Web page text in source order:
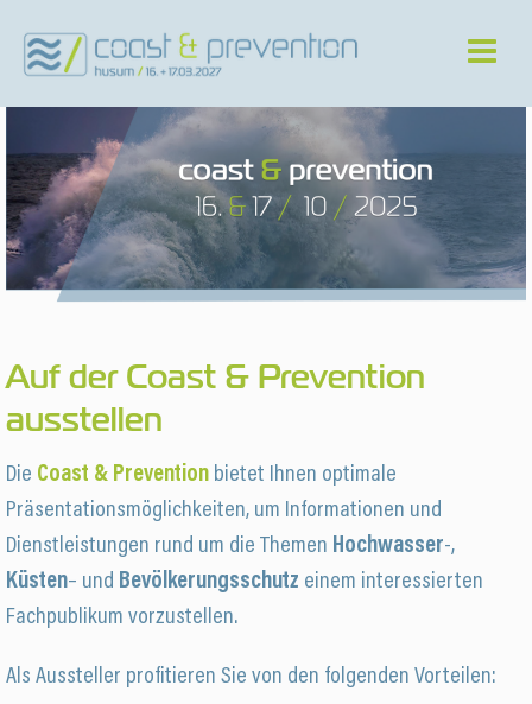
Auf der Coast & Prevention
ausstellen
Die Coast & Prevention bietet Ihnen optimale
Präsentationsmöglichkeiten, um Informationen und
Dienstleistungen rund um die Themen Hochwasser-,
Küsten– und Bevölkerungsschutz einem interessierten
Fachpublikum vorzustellen.
Als Aussteller profitieren Sie von den folgenden Vorteilen: